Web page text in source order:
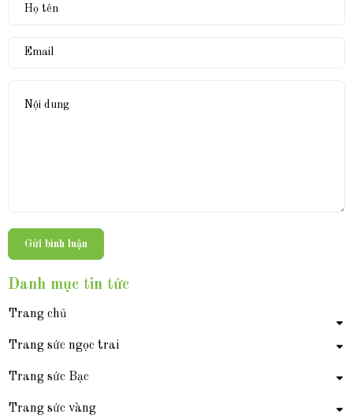
Gửi bình luận
Danh mục tin tức
Trang chủ
Trang sức ngọc trai
Trang sức Bạc
Trang sức vàng